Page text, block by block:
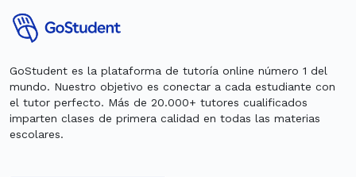
GoStudent es la plataforma de tutoría online número 1 del
mundo. Nuestro objetivo es conectar a cada estudiante con
el tutor perfecto. Más de 20.000+ tutores cualificados
imparten clases de primera calidad en todas las materias
escolares.